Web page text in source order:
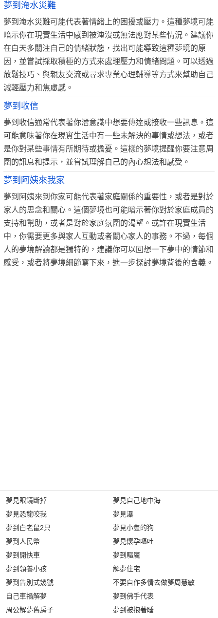
夢到淹水災難
夢到淹水災難可能代表著情緒上的困擾或壓力。這種夢境可能
暗示你在現實生活中感到被淹沒或無法應對某些情況。建議你
在白天多關注自己的情緒狀態，找出可能導致這種夢境的原
因，並嘗試採取積極的方式來處理壓力和情緒問題。可以透過
放鬆技巧、與親友交流或尋求專業心理輔導等方式來幫助自己
減輕壓力和焦慮感。
夢到收信
夢到收信通常代表著你潛意識中想要傳達或接收一些訊息。這
可能意味著你在現實生活中有一些未解決的事情或想法，或者
是你對某些事情有所期待或擔憂。這樣的夢境提醒你要注意周
圍的訊息和提示，並嘗試理解自己的內心想法和感受。
夢到阿姨來我家
夢到阿姨來到你家可能代表著家庭關係的重要性，或者是對於
家人的思念和關心。這個夢境也可能暗示著你對於家庭成員的
支持和幫助，或者是對於家庭氛圍的渴望。或許在現實生活
中，你需要更多與家人互動或者關心家人的事務。不過，每個
人的夢境解讀都是獨特的，建議你可以回想一下夢中的情節和
感受，或者將夢境細節寫下來，進一步探討夢境背後的含義。
夢見眼鏡斷掉
夢見恐龍咬我
夢到白老鼠2只
夢到人民幣
夢到開快車
夢到領養小孩
夢到告別式幾號
自己車禍解夢
周公解夢舊房子
夢見自己地中海
夢見瀑
夢見小隻的狗
夢見懷孕嘔吐
夢到驅魔
解夢住宅
不要自作多情去做夢周慧敏
夢到佛手代表
夢到被抱著睡